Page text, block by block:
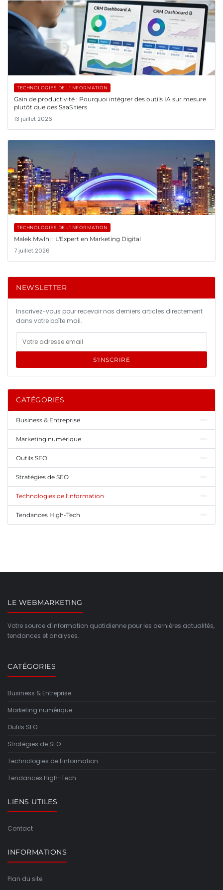
TECHNOLOGIES DE L'INFORMATION
Gain de productivité : Pourquoi intégrer des outils IA sur mesure
plutôt que des SaaS tiers
13 juillet 2026
TECHNOLOGIES DE L'INFORMATION
Malek Mwlhi : L'Expert en Marketing Digital
7 juillet 2026
NEWSLETTER
Inscrivez-vous pour recevoir nos derniers articles directement
dans votre boîte mail.
S'INSCRIRE
CATÉGORIES
Business & Entreprise
Marketing numérique
Outils SEO
Stratégies de SEO
Technologies de l'information
Tendances High-Tech
LE WEBMARKETING
Votre source d'information quotidienne pour les dernières actualités,
tendances et analyses.
CATÉGORIES
Business & Entreprise
Marketing numérique
Outils SEO
Stratégies de SEO
Technologies de l'information
Tendances High-Tech
LIENS UTILES
Contact
INFORMATIONS
Plan du site